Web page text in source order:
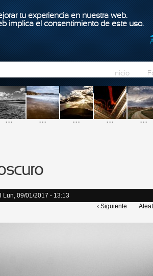
tu experiencia en nuestra web.
implica el consentimiento de este uso.
Inicio
... ... ... ... ...
Lun, 09/01/2017 - 13:13
‹ Siguiente